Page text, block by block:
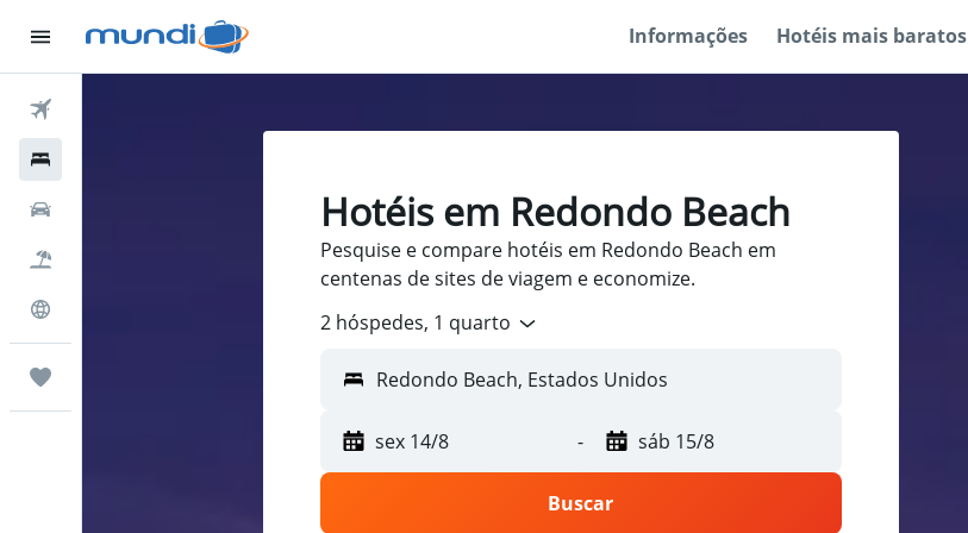
Informações Hotéis mais baratos
Hotéis em Redondo Beach
Pesquise e compare hotéis em Redondo Beach em
centenas de sites de viagem e economize.
2 hóspedes, 1 quarto
sex 14/8 - sáb 15/8
Buscar